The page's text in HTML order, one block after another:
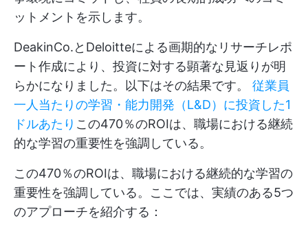
ットメントを示します。
DeakinCo.とDeloitteによる画期的なリサーチレポ
ート作成により、投資に対する顕著な見返りが明
らかになりました。以下はその結果です。 従業員
一人当たりの学習・能力開発（L&D）に投資した1
ドルあたり この470％のROIは、職場における継続
的な学習の重要性を強調している。
この470％のROIは、職場における継続的な学習の
重要性を強調している。ここでは、実績のある5つ
のアプローチを紹介する：